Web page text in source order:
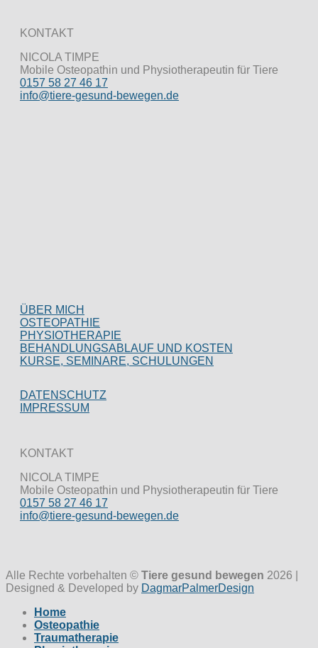
KONTAKT
NICOLA TIMPE
Mobile Osteopathin und Physiotherapeutin für Tiere
0157 58 27 46 17
info@tiere-gesund-bewegen.de
ÜBER MICH
OSTEOPATHIE
PHYSIOTHERAPIE
BEHANDLUNGSABLAUF UND KOSTEN
KURSE, SEMINARE, SCHULUNGEN
DATENSCHUTZ
IMPRESSUM
KONTAKT
NICOLA TIMPE
Mobile Osteopathin und Physiotherapeutin für Tiere
0157 58 27 46 17
info@tiere-gesund-bewegen.de
Alle Rechte vorbehalten © Tiere gesund bewegen 2026 |
Designed & Developed by DagmarPalmerDesign
Home
Osteopathie
Traumatherapie